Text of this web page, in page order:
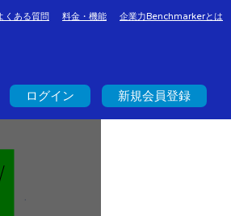
くある質問 料金・機能 企業力Benchmarkerとは
ログイン 新規会員登録